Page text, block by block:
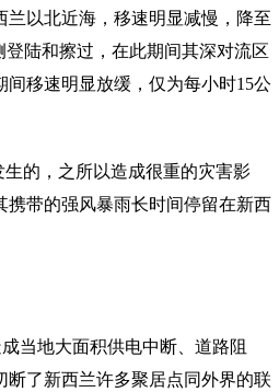
以北近海，移速明显减慢，降至
陆和擦过，在此期间其深对流区
移速明显放缓，仅为每小时15公
生的，之所以造成很重的灾害影
带的强风暴雨长时间停留在新西
当地大面积供电中断、道路阻
了新西兰许多聚居点同外界的联